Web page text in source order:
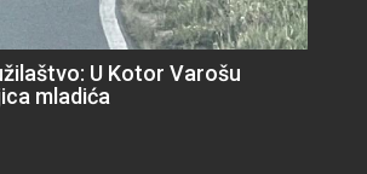
U Kotor Varošu
mladića